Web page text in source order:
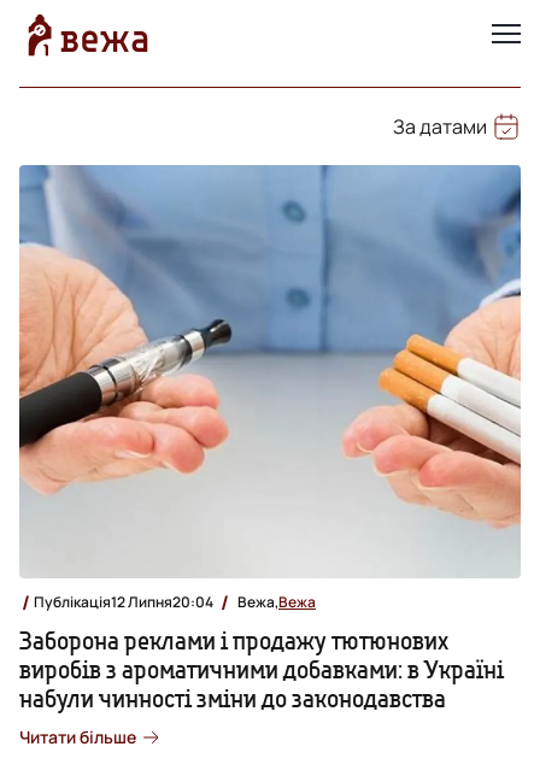
За датами
Публікація12 Липня20:04 Вежа,Вежа
Заборона реклами і продажу тютюнових
виробів з ароматичними добавками: в Україні
набули чинності зміни до законодавства
Читати більше